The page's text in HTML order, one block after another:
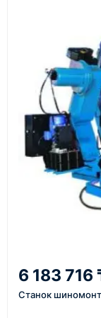
поставщика,
Перед
проверку. По
фото- или
момент
Срок
поставщика,
выбранной
маршрута.
более
менеджер
6 183 716
Станок